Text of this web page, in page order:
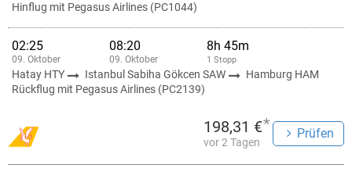
Hinflug mit Pegasus Airlines (PC1044)
02:25
09. Oktober
08:20
09. Oktober
8h 45m
1 Stopp
Hatay HTY Istanbul Sabiha Gökcen SAW
Hamburg HAM
Rückflug mit Pegasus Airlines (PC2139)
198,31 €*
vor 2 Tagen
Prüfen